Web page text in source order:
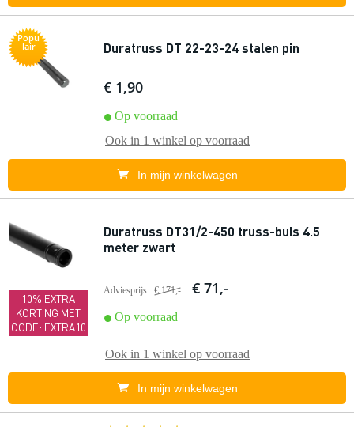
Popu
lair Duratruss DT 22-23-24 stalen pin
€ 1,90
Op voorraad
Ook in 1 winkel op voorraad
In mijn winkelwagen
10% EXTRA
KORTING MET
CODE: EXTRA10
Duratruss DT31/2-450 truss-buis 4.5
meter zwart
Adviesprijs € 171,- € 71,-
Op voorraad
Ook in 1 winkel op voorraad
In mijn winkelwagen